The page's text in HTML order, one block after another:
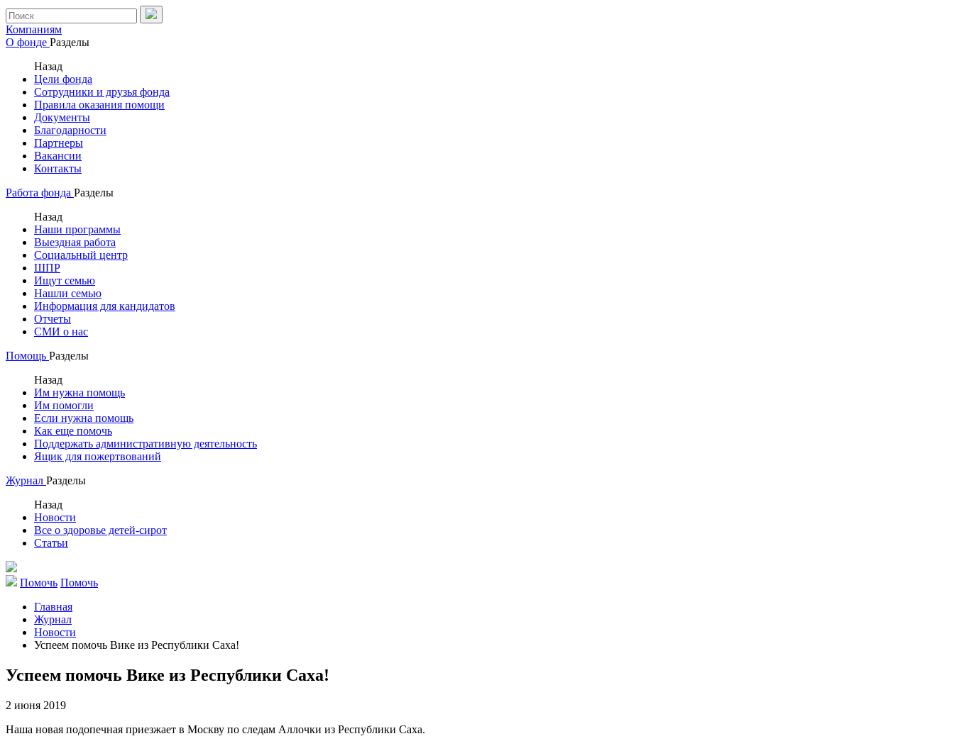
Компаниям
О фонде Разделы
Назад
Цели фонда
Сотрудники и друзья фонда
Правила оказания помощи
Документы
Благодарности
Партнеры
Вакансии
Контакты
Работа фонда Разделы
Назад
Наши программы
Выездная работа
Социальный центр
ШПР
Ищут семью
Нашли семью
Информация для кандидатов
Отчеты
СМИ о нас
Помощь Разделы
Назад
Им нужна помощь
Им помогли
Если нужна помощь
Как еще помочь
Поддержать административную деятельность
Ящик для пожертвований
Журнал Разделы
Назад
Новости
Все о здоровье детей-сирот
Статьи
Помочь Помочь
Главная
Журнал
Новости
Успеем помочь Вике из Республики Саха!
Успеем помочь Вике из Республики Саха!
2 июня 2019
Наша новая подопечная приезжает в Москву по следам Аллочки из Республики Саха.